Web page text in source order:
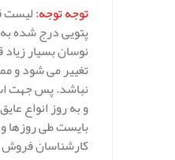
توجه توجه:
پتویی درج شده
نوسان بسیار
تغییر می شود و
نباشد. پس جهت
و به روز انواع
بایست طی روزها
کارشناسان